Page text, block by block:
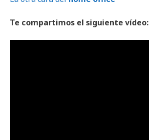
Te compartimos el siguiente vídeo: